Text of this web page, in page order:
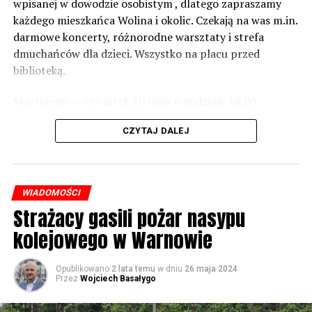
norm dopuszczalnego hałasu, no to nie możemy nic
zrobić. Tam są odpowiednie normy – 61 i 56 decybeli –
zaznacza.
Foto: Wojciech Basałygo
59793 odsłon
wpisanej w dowodzie osobistym , dlatego zapraszamy
każdego mieszkańca Wolina i okolic. Czekają na was m.in.
darmowe koncerty, różnorodne warsztaty i strefa
dmuchańców dla dzieci. Wszystko na placu przed
biblioteką.
występami zespołów „Yellow” i „Specyficzni”.
CZYTAJ DALEJ
WIADOMOŚCI
Strażacy gasili pożar nasypu
kolejowego w Warnowie
Opublikowano 2 lata temu w dniu 26 maja 2024
Przez Wojciech Basałygo